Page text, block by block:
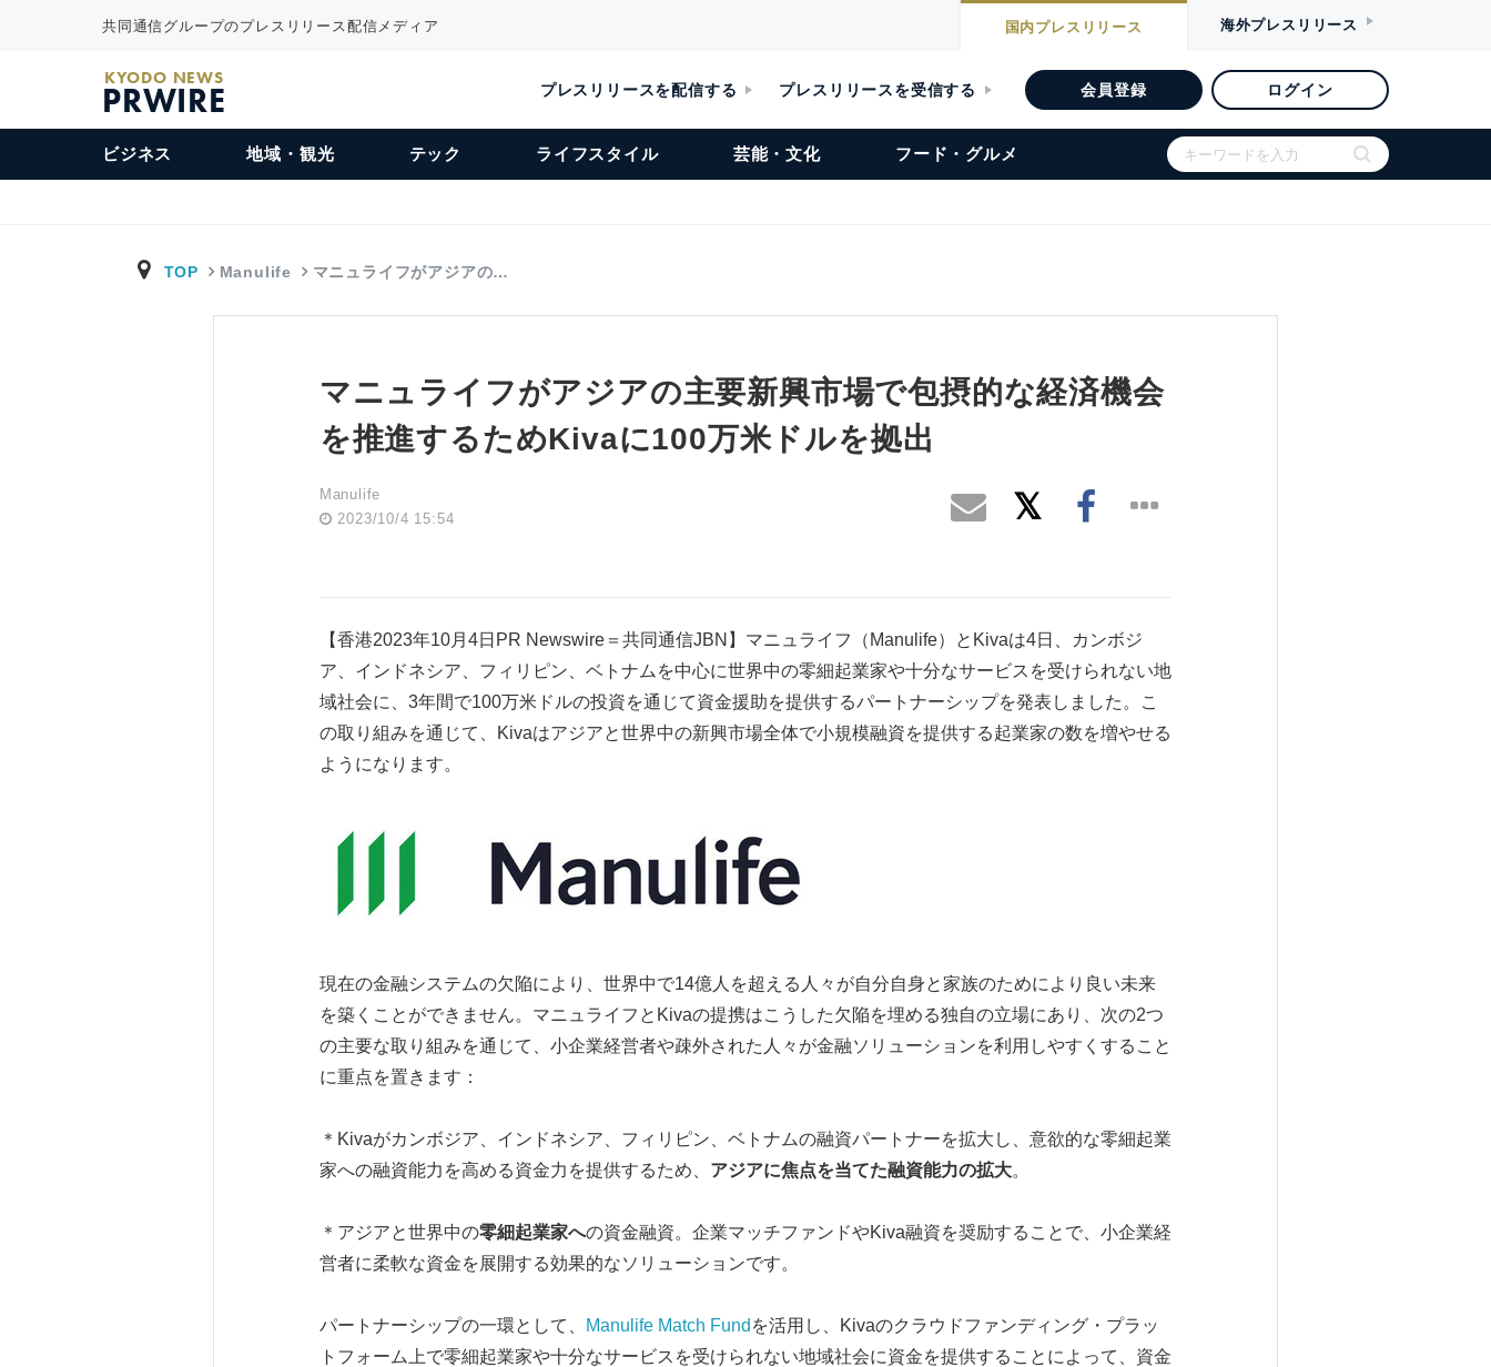
共同通信グループのプレスリリース配信メディア 国内プレスリリース 海外プレスリリース
KYODO NEWS
PRWIRE プレスリリースを配信する プレスリリースを受信する 会員登録 ログイン
ビジネス 地域・観光 テック ライフスタイル 芸能・文化 フード・グルメ
TOP Manulife マニュライフがアジアの…
マニュライフがアジアの主要新興市場で包摂的な経済機会
を推進するためKivaに100万米ドルを拠出
Manulife
2023/10/4 15:54
【香港2023年10月4日PR Newswire＝共同通信JBN】マニュライフ（Manulife）とKivaは4日、カンボジ
ア、インドネシア、フィリピン、ベトナムを中心に世界中の零細起業家や十分なサービスを受けられない地
域社会に、3年間で100万米ドルの投資を通じて資金援助を提供するパートナーシップを発表しました。こ
の取り組みを通じて、Kivaはアジアと世界中の新興市場全体で小規模融資を提供する起業家の数を増やせる
ようになります。
現在の金融システムの欠陥により、世界中で14億人を超える人々が自分自身と家族のためにより良い未来
を築くことができません。マニュライフとKivaの提携はこうした欠陥を埋める独自の立場にあり、次の2つ
の主要な取り組みを通じて、小企業経営者や疎外された人々が金融ソリューションを利用しやすくすること
に重点を置きます：
＊Kivaがカンボジア、インドネシア、フィリピン、ベトナムの融資パートナーを拡大し、意欲的な零細起業
家への融資能力を高める資金力を提供するため、 アジアに焦点を当てた融資能力の拡大。
＊アジアと世界中の零細起業家への資金融資。企業マッチファンドやKiva融資を奨励することで、小企業経
営者に柔軟な資金を展開する効果的なソリューションです。
パートナーシップの一環として、 Manulife Match Fund を活用し、Kivaのクラウドファンディング・プラッ
トフォーム上で零細起業家や十分なサービスを受けられない地域社会に資金を提供することによって、資金